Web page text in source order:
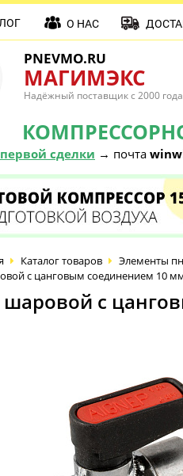
PNEVMO.RU
МАГИМЭКС
Надёжный поставщик с 2000 года
сделки → почта
О НАС
Каталог товаров Элементы
с цанговым соединением 10 мм
с